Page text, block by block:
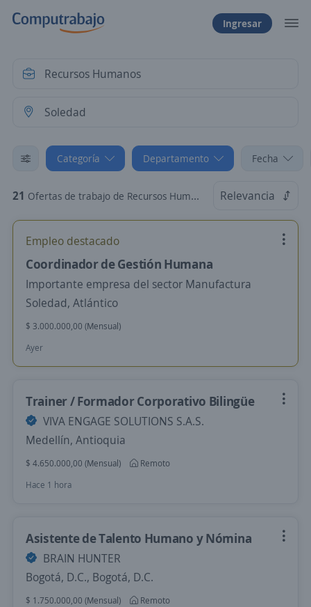
Ingresar
Categoría Departamento Fecha
21 Ofertas de trabajo de Recursos Humanos en Soledad, Atlántico Relevancia
Empleo destacado
Coordinador de Gestión Humana
Importante empresa del sector Manufactura
Soledad, Atlántico
$ 3.000.000,00 (Mensual)
Ayer
Trainer / Formador Corporativo Bilingüe
VIVA ENGAGE SOLUTIONS S.A.S.
Medellín, Antioquia
$ 4.650.000,00 (Mensual)
Remoto
Hace 1 hora
Asistente de Talento Humano y Nómina
BRAIN HUNTER
Bogotá, D.C., Bogotá, D.C.
$ 1.750.000,00 (Mensual)
Remoto